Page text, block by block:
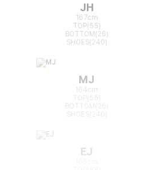
JH
167cm
TOP(55)
BOTTOM(26)
SHOES(240)
MJ
164cm
TOP(55)
BOTTOM(26)
EJ